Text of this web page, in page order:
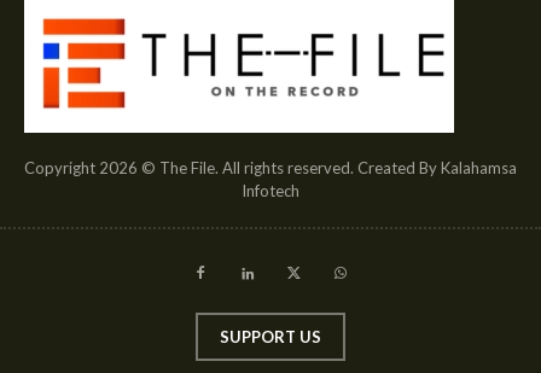
Copyright 2026 © The File. All rights reserved. Created By Kalahamsa
Infotech
SUPPORT US